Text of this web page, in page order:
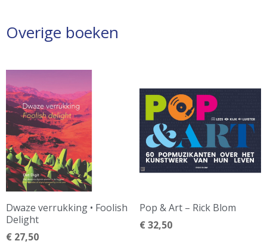
Overige boeken
Dwaze verrukking • Foolish
Delight
€ 27,50
Pop & Art – Rick Blom
€32,50